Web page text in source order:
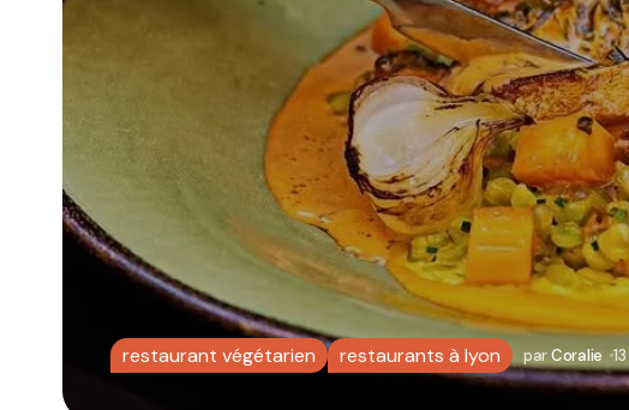
restaurant végétarien restaurants à lyon parCoralie